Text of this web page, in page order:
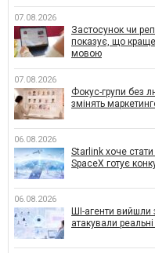
07.08.2026
Застосунок чи
показує, що
мовою
07.08.2026
Фокус-групи без
змінять
06.08.2026
Starlink хоче
SpaceX готує
06.08.2026
ШІ-агенти вийшли
атакували реальні